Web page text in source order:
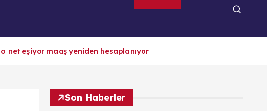
netleşiyor maaş yeniden hesaplanıyor
Son Haberler